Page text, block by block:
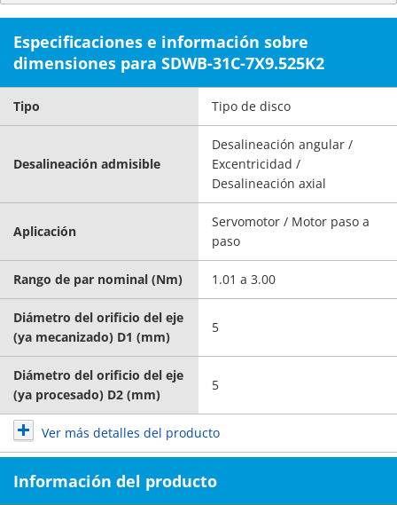
Especificaciones e información sobre
dimensiones para SDWB-31C-7X9.525K2
Tipo Tipo de disco
Desalineación admisible
Desalineación angular /
Excentricidad /
Desalineación axial
Aplicación
Servomotor / Motor paso a
paso
Rango de par nominal (Nm) 1.01 a 3.00
Diámetro del orificio del eje
(ya mecanizado) D1 (mm)
5
Diámetro del orificio del eje
(ya procesado) D2 (mm)
5
Ver más detalles del producto
Información del producto